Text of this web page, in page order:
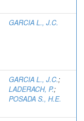
GARCIA L., J.C.
GARCIA L., J.C.;
LADERACH, P.;
POSADA S., H.E.